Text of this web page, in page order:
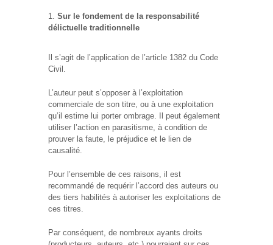
Sur le fondement de la responsabilité
délictuelle traditionnelle
Il s’agit de l’application de l’article 1382 du Code
Civil.
L’auteur peut s’opposer à l’exploitation
commerciale de son titre, ou à une exploitation
qu’il estime lui porter ombrage. Il peut également
utiliser l’action en parasitisme, à condition de
prouver la faute, le préjudice et le lien de
causalité.
Pour l’ensemble de ces raisons, il est
recommandé de requérir l’accord des auteurs ou
des tiers habilités à autoriser les exploitations de
ces titres.
Par conséquent, de nombreux ayants droits